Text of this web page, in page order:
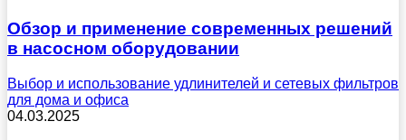
Обзор и применение современных решений
в насосном оборудовании
Выбор и использование удлинителей и сетевых фильтров
для дома и офиса
04.03.2025